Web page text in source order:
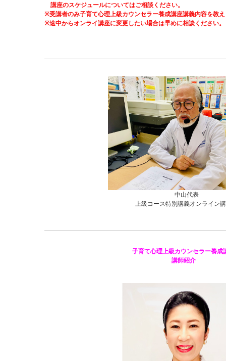
講座のスケジュールについてはご相談ください。
※受講者のみ子育て心理上級カウンセラー養成講座講義内容を教
※途中からオンライ講座に変更したい場合は早めに相談ください。
中山代表
上級コース特別講義オンライン
子育て心理上級カウンセラー養成
講師紹介